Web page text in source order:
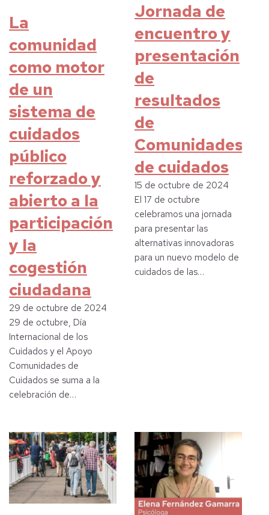
La
comunidad
como motor
de un
sistema de
cuidados
público
reforzado y
abierto a la
participación
y la
cogestión
ciudadana
29 de octubre de 2024
29 de octubre, Día
Internacional de los
Cuidados y el Apoyo
Comunidades de
Cuidados se suma a la
celebración de…
Jornada de
encuentro y
presentación
de
resultados
de
Comunidades
de cuidados
15 de octubre de 2024
El 17 de octubre
celebramos una jornada
para presentar las
alternativas innovadoras
para un nuevo modelo de
cuidados de las…